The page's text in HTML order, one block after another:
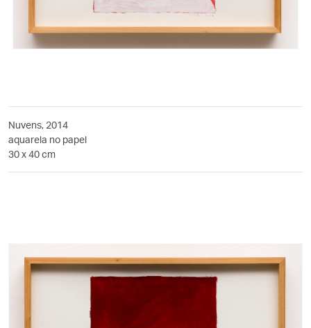
Nuvens, 2014
aquarela no papel
30 x 40 cm